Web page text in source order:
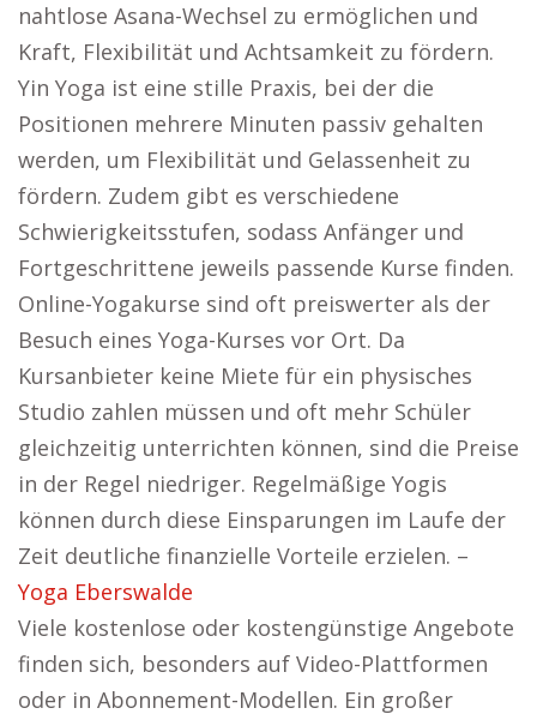
nahtlose Asana-Wechsel zu ermöglichen und
Kraft, Flexibilität und Achtsamkeit zu fördern.
Yin Yoga ist eine stille Praxis, bei der die
Positionen mehrere Minuten passiv gehalten
werden, um Flexibilität und Gelassenheit zu
fördern. Zudem gibt es verschiedene
Schwierigkeitsstufen, sodass Anfänger und
Fortgeschrittene jeweils passende Kurse finden.
Online-Yogakurse sind oft preiswerter als der
Besuch eines Yoga-Kurses vor Ort. Da
Kursanbieter keine Miete für ein physisches
Studio zahlen müssen und oft mehr Schüler
gleichzeitig unterrichten können, sind die Preise
in der Regel niedriger. Regelmäßige Yogis
können durch diese Einsparungen im Laufe der
Zeit deutliche finanzielle Vorteile erzielen. –
Yoga Eberswalde
Viele kostenlose oder kostengünstige Angebote
finden sich, besonders auf Video-Plattformen
oder in Abonnement-Modellen. Ein großer